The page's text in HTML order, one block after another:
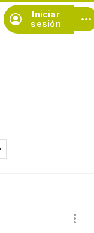
Iniciar
sesión